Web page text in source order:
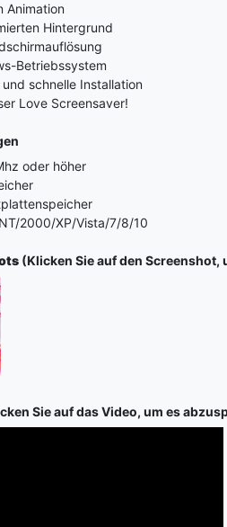
Animation
Hintergrund
Betriebssystem
schnelle Installation
Love Screensaver!
oder höher
2000/XP/Vista/7/8/10
(Klicken Sie auf den Screenshot,
Sie auf das Video, um es